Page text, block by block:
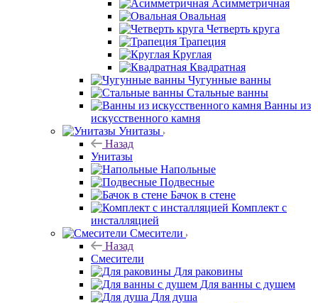
Асимметричная
Овальная
Четверть круга
Трапеция
Круглая
Квадратная
Чугунные ванны
Стальные ванны
Ванны из
искусственного камня
Унитазы
Назад
Унитазы
Напольные
Подвесные
Бачок в стене
Комплект с
инсталляцией
Смесители
Назад
Смесители
Для раковины
Для ванны с душем
Для душа